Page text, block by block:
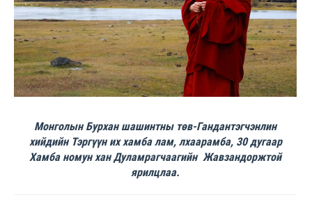
Монголын Бурхан шашинтны төв-Гандантэгчэнлин
хийдийн Тэргүүн их хамба лам, лхаарамба, 30 дугаар
Хамба номун хан Дуламрагчаагийн Жавзандоржтой
ярилцлаа.